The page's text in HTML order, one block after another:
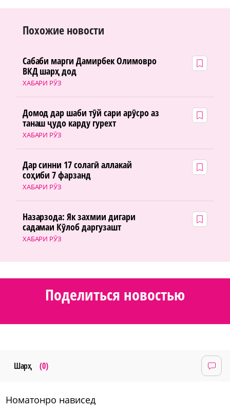
Похожие новости
ХАБАРИ РӮЗ
Сабаби марги Дамирбек Олимовро
ВКД шарҳ дод
ХАБАРИ РӮЗ
Домод дар шаби тӯй сари арӯсро аз
танаш ҷудо карду гурехт
ХАБАРИ РӮЗ
Дар синни 17 солагӣ аллакай
соҳиби 7 фарзанд
ХАБАРИ РӮЗ
Назарзода: Як захмии дигари
садамаи Кӯлоб даргузашт
Поделиться новостью
Шарҳ (0)
номатонро нависед